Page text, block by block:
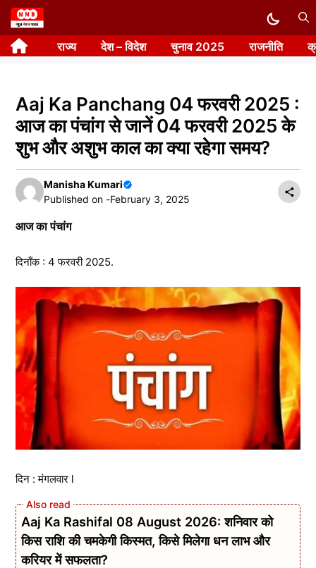
Skip
to
content राज्य देश – विदेश चुनाव 2025 राजनीति
Aaj Ka Panchang 04 फरवरी 2025 :
आज का पंचांग से जानें 04 फरवरी 2025 के
शुभ और अशुभ काल का क्या रहेगा समय?
Manisha Kumari
Published on -February 3, 2025
आज का पंचांग
दिनाँक : 4 फरवरी 2025.
दिन : मंगलवार l
Aaj Ka Rashifal 08 August 2026: शनिवार को
किस राशि की चमकेगी किस्मत, किसे मिलेगा धन लाभ और
करियर में सफलता?